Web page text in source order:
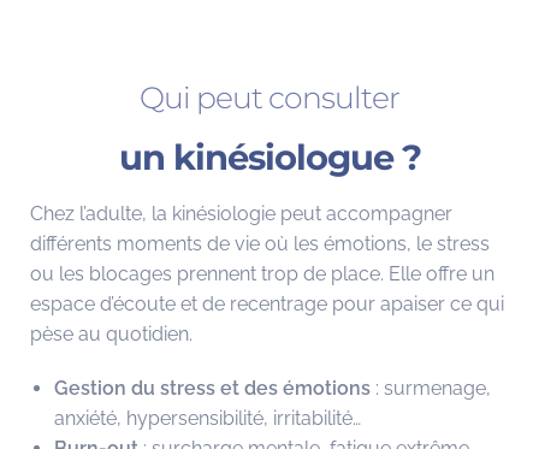
Qui peut consulter
un kinésiologue ?
Chez l’adulte, la kinésiologie peut accompagner
différents moments de vie où les émotions, le stress
ou les blocages prennent trop de place. Elle offre un
espace d’écoute et de recentrage pour apaiser ce qui
pèse au quotidien.
Gestion du stress et des émotions : surmenage,
anxiété, hypersensibilité, irritabilité…